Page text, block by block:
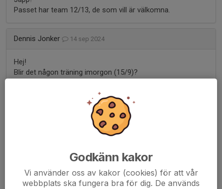
Passet har team 12/13, de som vill är välkomna.
Dennis Jonker 14 sep 2024
Hej!
Blir det någon träning imorgon (15/9)?
utskick om inställd träning?
hon behöver skjuts
Godkänn kakor
Vi använder oss av kakor (cookies) för att vår
webbplats ska fungera bra för dig. De används